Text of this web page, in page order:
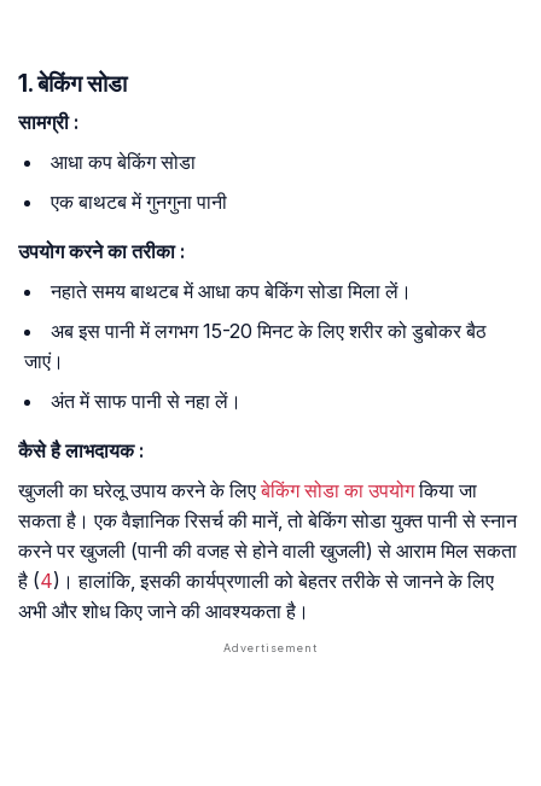
1. बेकिंग सोडा
सामग्री:
आधा कप बेकिंग सोडा
एक बाथटब में गुनगुना पानी
उपयोग करने का तरीका:
नहाते समय बाथटब में आधा कप बेकिंग सोडा मिला लें।
अब इस पानी में लगभग 15-20 मिनट के लिए शरीर को डुबोकर बैठ
जाएं।
अंत में साफ पानी से नहा लें।
कैसे है लाभदायक:
खुजली का घरेलू उपाय करने के लिएबेकिंग सोडा का उपयोगकिया जा
सकता है। एक वैज्ञानिक रिसर्च की मानें, तो बेकिंग सोडा युक्त पानी से स्नान
करने पर खुजली (पानी की वजह से होने वाली खुजली) से आराम मिल सकता
है (4)। हालांकि, इसकी कार्यप्रणाली को बेहतर तरीके से जानने के लिए
अभी और शोध किए जाने की आवश्यकता है।